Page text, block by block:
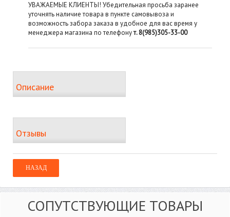
УВАЖАЕМЫЕ КЛИЕНТЫ! Убедительная просьба заранее
уточнять наличие товара в пункте самовывоза и
возможность забора заказа в удобное для вас время у
менеджера магазина по телефонут. 8(985)305-33-00
Описание
Отзывы
СОПУТСТВУЮЩИЕ ТОВАРЫ